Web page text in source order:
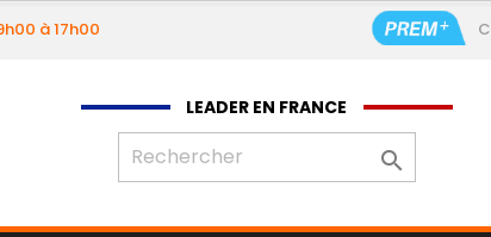
à 17h00
LEADER EN FRANCE
